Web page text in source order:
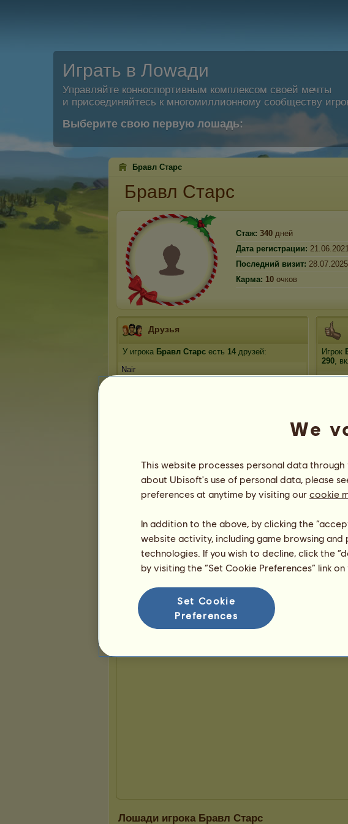
Играть в Лоwади
Управляйте конноспортивным комплексом своей мечты
и присоединяйтесь к многомиллионному сообществу
Выберите свою первую лошадь:
Бравл Старс
Бравл Старс
Стаж: 340 дней
Дата регистрации:
Последний визит: 28.07.2025
Карма: 10 очков
Друзья
У игрока Бравл Старс есть 14 друзей:
Nair
Игрок
290,
Berthe
15 45
Презентация
Лошади игрока Бравл Старс
We
This website processes personal data
about Ubisoft's use of personal data, please
preferences at anytime by visiting our cookie
In addition to the above, by clicking the
website activity, including game browsing
technologies. If you wish to decline, click the
by visiting the “Set Cookie Preferences” link
Set Cookie
Preferences